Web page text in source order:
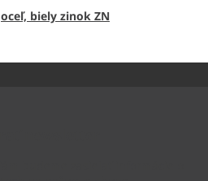
oceľ, biely zinok ZN